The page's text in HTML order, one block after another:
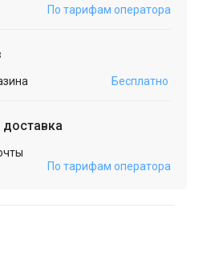
По тарифам оператора
Бесплатно
доставка
По тарифам оператора